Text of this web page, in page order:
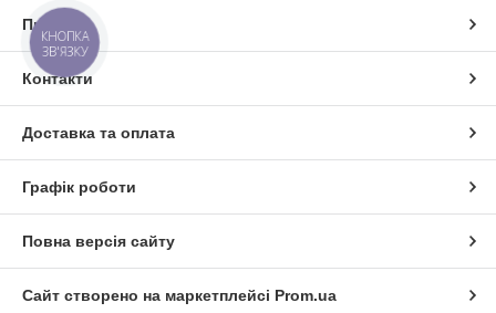
Про нас
Контакти
Доставка та оплата
Графік роботи
Повна версія сайту
Сайт створено на маркетплейсі Prom.ua
КНОПКА
ЗВ'ЯЗКУ